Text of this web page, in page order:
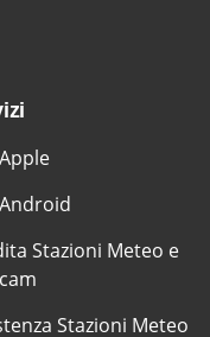
Stazioni Meteo e
Stazioni Meteo